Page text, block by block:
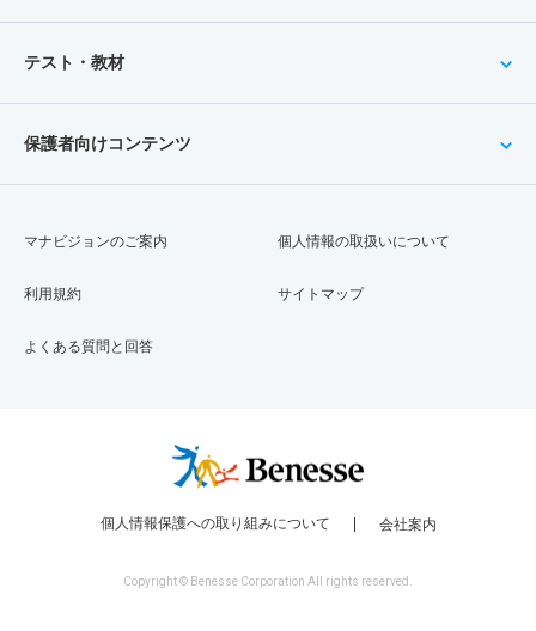
テスト・教材
保護者向けコンテンツ
マナビジョンのご案内
利用規約
よくある質問と回答
個人情報の取扱いについて
サイトマップ
個人情報保護への取り組みについて 会社案内
Copyright © Benesse Corporation All rights reserved.